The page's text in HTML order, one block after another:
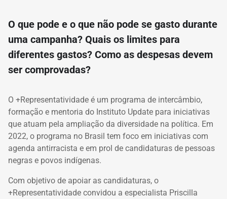
O que pode e o que não pode se gasto durante
uma campanha? Quais os limites para
diferentes gastos? Como as despesas devem
ser comprovadas?
O +Representatividade é um programa de intercâmbio,
formação e mentoria do Instituto Update para iniciativas
que atuam pela ampliação da diversidade na política. Em
2022, o programa no Brasil tem foco em iniciativas com
agenda antirracista e em prol de candidaturas de pessoas
negras e povos indígenas.
Com objetivo de apoiar as candidaturas, o
+Representatividade convidou a especialista Priscilla